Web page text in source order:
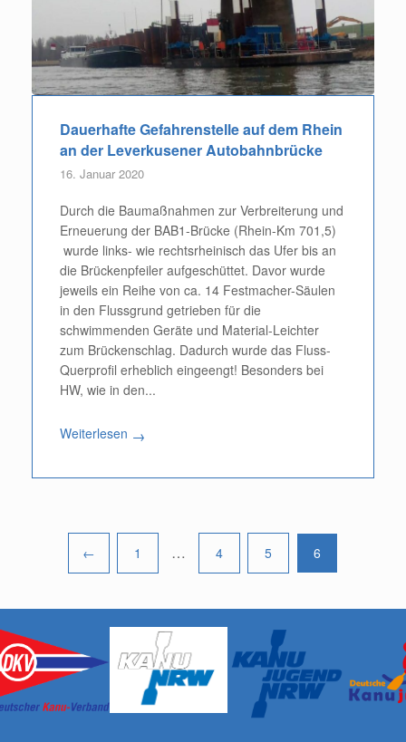
Dauerhafte Gefahrenstelle auf dem Rhein
an der Leverkusener Autobahnbrücke
16. Januar 2020
Durch die Baumaßnahmen zur Verbreiterung und
Erneuerung der BAB1-Brücke (Rhein-Km 701,5)
wurde links- wie rechtsrheinisch das Ufer bis an
die Brückenpfeiler aufgeschüttet. Davor wurde
jeweils ein Reihe von ca. 14 Festmacher-Säulen
in den Flussgrund getrieben für die
schwimmenden Geräte und Material-Leichter
zum Brückenschlag. Dadurch wurde das Fluss-
Querprofil erheblich eingeengt! Besonders bei
HW, wie in den...
Weiterlesen →
Pagination
← 1 … 4 5 6